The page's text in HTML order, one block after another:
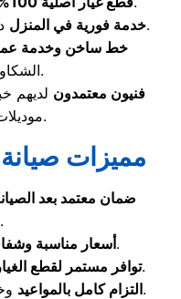
خدمة فورية في المنزلدون الحاجة إلى نقل الجهاز.
خط ساخن وخدمة عملاء 24
الشكاوى والبلاغات.
فنيون معتمدون لديهم
موديلات ثلاجات دايو.
مميزات
ضمان معتمد بعد
الغيار.
أسعار مناسبةبدون أي تكاليف خفية.
توافر مستمر لقطعالخاصة بثلاجات دايو.
التزام كامل بالمواعيدوخدمة عملاء على مدار الساعة.